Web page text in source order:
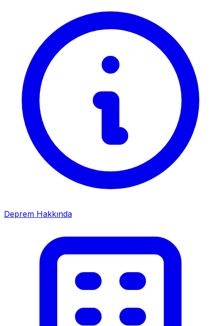
Deprem Hakkında